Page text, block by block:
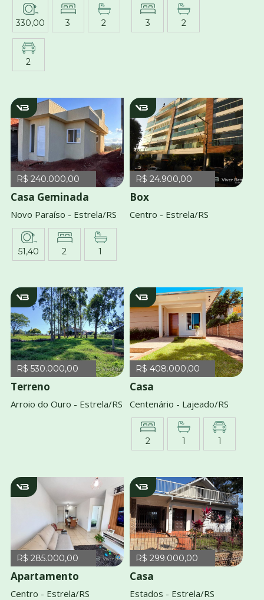
330,00 3 2
2
3 2
v4120
R$ 240.000,00
Casa Geminada
Novo Paraíso - Estrela/RS
51,40 2 1
v1754
R$ 24.900,00
Box
Centro - Estrela/RS
v2930
R$ 530.000,00
Terreno
Arroio do Ouro - Estrela/RS
1767
R$ 408.000,00
Casa
Centenário - Lajeado/RS
2 1 1
v3792
R$ 285.000,00
Apartamento
Centro - Estrela/RS
v4042
R$ 299.000,00
Casa
Estados - Estrela/RS